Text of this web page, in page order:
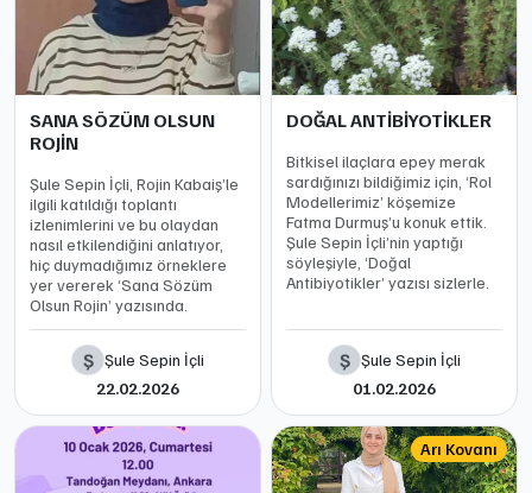
SANA SÖZÜM OLSUN
ROJİN
Şule Sepin İçli, Rojin Kabaiş’le
ilgili katıldığı toplantı
izlenimlerini ve bu olaydan
nasıl etkilendiğini anlatıyor,
hiç duymadığımız örneklere
yer vererek ‘Sana Sözüm
Olsun Rojin’ yazısında.
Ş Şule Sepin İçli
22.02.2026
DOĞAL ANTİBİYOTİKLER
Bitkisel ilaçlara epey merak
sardığınızı bildiğimiz için, ‘Rol
Modellerimiz’ köşemize
Fatma Durmuş’u konuk ettik.
Şule Sepin İçli’nin yaptığı
söyleşiyle, ‘Doğal
Antibiyotikler’ yazısı sizlerle.
Ş Şule Sepin İçli
01.02.2026
Arı Kovanı